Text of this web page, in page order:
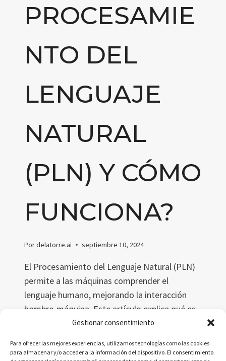
Gestionar consentimiento
Para ofrecer las mejores experiencias, utilizamos tecnologías como las cookies
para almacenar y/o acceder a la información del dispositivo. El consentimiento
PROCESAMIE
NTO DEL
LENGUAJE
NATURAL
(PLN) Y CÓMO
FUNCIONA?
Pordelatorre.ai septiembre 10, 2024
El Procesamiento del Lenguaje Natural (PLN)
permite a las máquinas comprender el
lenguaje humano, mejorando la interacción
hombre-máquina. Este artículo explica qué es
el PLN, su historia, cómo funciona, sus
que enfrenta esta tecnología clave para el